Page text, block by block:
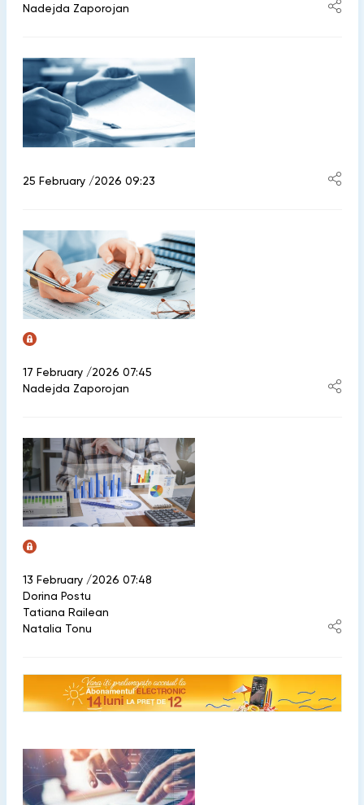
Nadejda Zaporojan
25 February /2026 09:23
17 February /2026 07:45
Nadejda Zaporojan
13 February /2026 07:48
Dorina Postu
Tatiana Railean
Natalia Tonu